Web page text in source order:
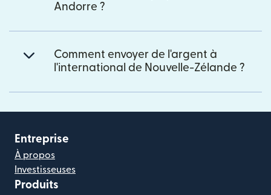
Andorre ?
Comment envoyer de l'argent à
l'international de Nouvelle-Zélande ?
Entreprise
À propos
Investisseuses
Produits